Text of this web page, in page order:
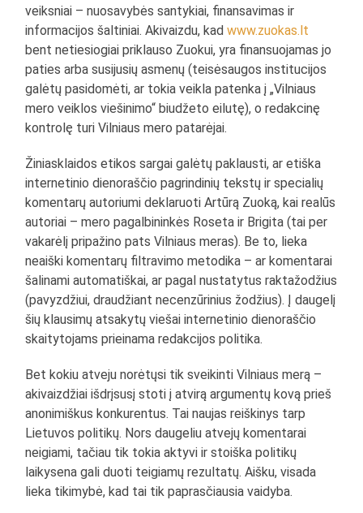
veiksniai – nuosavybės santykiai, finansavimas ir
informacijos šaltiniai. Akivaizdu, kadwww.zuokas.lt
bent netiesiogiai priklauso Zuokui, yra finansuojamas jo
paties arba susijusių asmenų (teisėsaugos institucijos
galėtų pasidomėti, ar tokia veikla patenka į „Vilniaus
mero veiklos viešinimo“ biudžeto eilutę), o redakcinę
kontrolę turi Vilniaus mero patarėjai.
Žiniasklaidos etikos sargai galėtų paklausti, ar etiška
internetinio dienoraščio pagrindinių tekstų ir specialių
komentarų autoriumi deklaruoti Artūrą Zuoką, kai realūs
autoriai – mero pagalbininkės Roseta ir Brigita (tai per
vakarėlį pripažino pats Vilniaus meras). Be to, lieka
neaiški komentarų filtravimo metodika – ar komentarai
šalinami automatiškai, ar pagal nustatytus raktažodžius
(pavyzdžiui, draudžiant necenzūrinius žodžius). Į daugelį
šių klausimų atsakytų viešai internetinio dienoraščio
skaitytojams prieinama redakcijos politika.
Bet kokiu atveju norėtųsi tik sveikinti Vilniaus merą –
akivaizdžiai išdrįsusį stoti į atvirą argumentų kovą prieš
anonimiškus konkurentus. Tai naujas reiškinys tarp
Lietuvos politikų. Nors daugeliu atvejų komentarai
neigiami, tačiau tik tokia aktyvi ir stoiška politikų
laikysena gali duoti teigiamų rezultatų. Aišku, visada
lieka tikimybė, kad tai tik paprasčiausia vaidyba.